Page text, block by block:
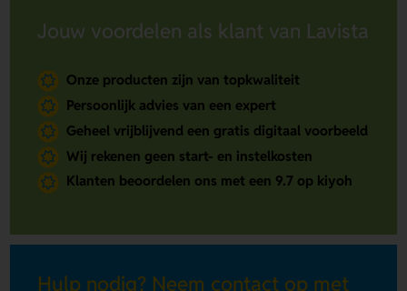
Jouw voordelen als klant van Lavista
Onze producten zijn van topkwaliteit
Persoonlijk advies van een expert
Geheel vrijblijvend een gratis digitaal voorbeeld
Wij rekenen geen start- en instelkosten
Klanten beoordelen ons met een 9.7 op kiyoh
Hulp nodig? Neem contact op met